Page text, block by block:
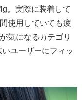
。実際に装着して
使用していても疲
気になるカテゴリ
ユーザーにフィッ